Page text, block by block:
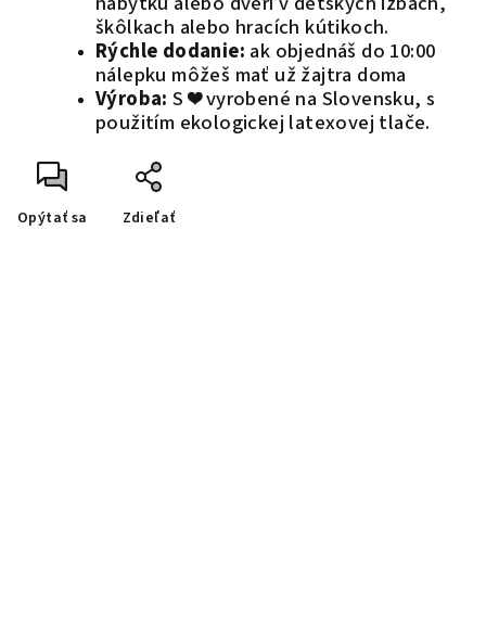
škôlkach alebo hracích kútikoch.
Rýchle dodanie: ak objednáš do 10:00
nálepku môžeš mať už žajtra doma
Výroba: S ❤️ vyrobené na Slovensku, s
použitím ekologickej latexovej tlače.
Opýtať sa Zdieľať